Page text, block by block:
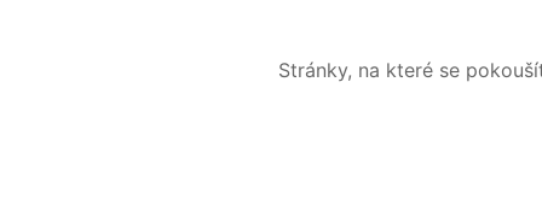
Stránky, na které se